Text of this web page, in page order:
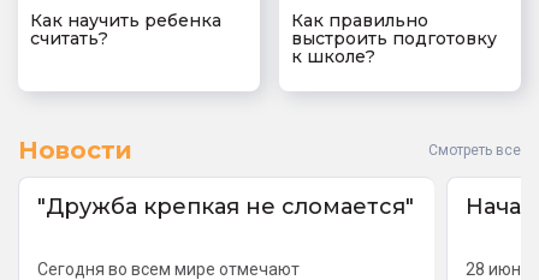
Как научить ребенка
считать?
Как правильно
выстроить подготовку
к школе?
Новости Смотреть все
"Дружба крепкая не сломается"
Сегодня во всем мире отмечают
28 июня